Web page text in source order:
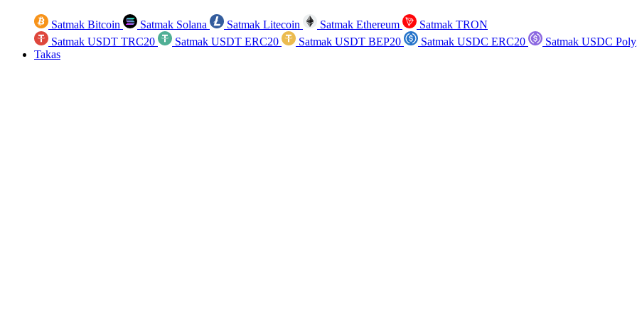
Satmak Bitcoin Satmak Solana Satmak Litecoin Satmak Ethereum
Satmak TRON
Satmak USDT TRC20
Satmak USDT ERC20 Satmak USDT BEP20 Satmak USDC ERC20
Satmak USDC
Takas